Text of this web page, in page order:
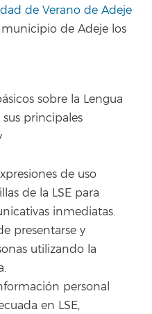
de Verano de Adeje
municipio de Adeje los
sobre la Lengua
sus principales
de uso
de la LSE para
inmediatas.
presentarse y
utilizando la
personal
en LSE,